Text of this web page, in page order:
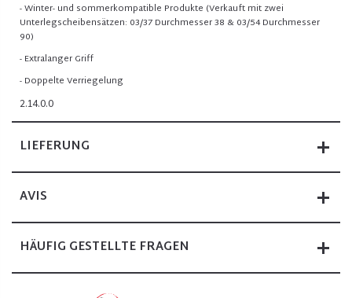
- Winter- und sommerkompatible Produkte (Verkauft mit zwei
Unterlegscheibensätzen: 03/37 Durchmesser 38 & 03/54 Durchmesser
90)
- Extralanger Griff
- Doppelte Verriegelung
2.14.0.0
LIEFERUNG
AVIS
HÄUFIG GESTELLTE FRAGEN